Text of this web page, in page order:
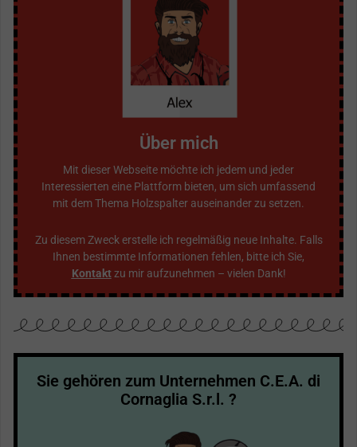
Über mich
Mit dieser Webseite möchte ich jedem und jeder
Interessierten eine Plattform bieten, um sich umfassend
mit dem Thema Holzspalter auseinander zu setzen.
Zu diesem Zweck erstelle ich regelmäßig neue Inhalte. Falls
Ihnen bestimmte Informationen fehlen, bitte ich Sie,
Kontaktzu mir aufzunehmen – vielen Dank!
Sie gehören zum Unternehmen C.E.A. di
Cornaglia S.r.l. ?